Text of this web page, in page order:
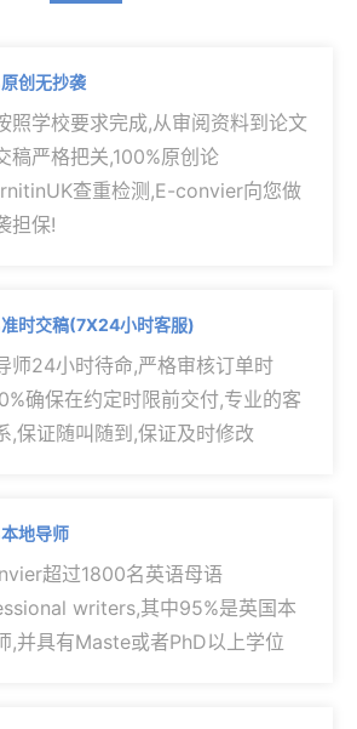
创无抄袭
照学校要求完成,从审阅资料到论文
稿严格把关,100%原创论
查重检测,E-convier向您做
担保!
时交稿(7X24小时客服)
师24小时待命,严格审核订单时
确保在约定时限前交付,专业的客
,保证随叫随到,保证及时修改
地导师
超过1800名英语母语
writers,其中95%是英国本
,并具有Maste或者PhD以上学位